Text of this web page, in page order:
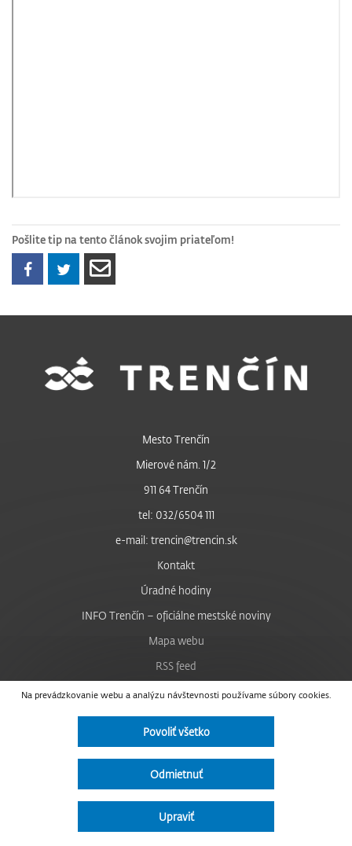
Pošlite tip na tento článok svojim priateľom!
Na prevádzkovanie webu a analýzu návštevnosti používame súbory cookies.
Povoliť všetko
Odmietnuť
Upraviť
Mesto Trenčín
Mierové nám. 1/2
911 64 Trenčín
tel: 032/6504 111
e-mail: trencin@trencin.sk
Kontakt
Úradné hodiny
INFO Trenčín – oficiálne mestské noviny
Mapa webu
RSS feed
Nastavenie cookies
Facebook
Instagram
Vyhlásenie o prístupnosti